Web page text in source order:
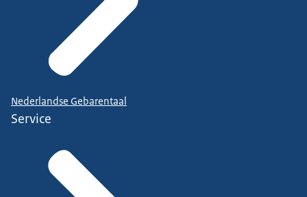
Nederlandse Gebarentaal
Service